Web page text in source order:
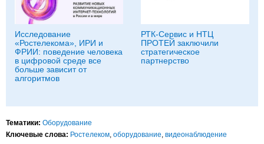
Исследование
«Ростелекома», ИРИ и
ФРИИ: поведение человека
в цифровой среде все
больше зависит от
алгоритмов
РТК-Сервис и НТЦ
ПРОТЕЙ заключили
стратегическое
партнерство
Тематики: Оборудование
Ключевые слова: Ростелеком, оборудование, видеонаблюдение